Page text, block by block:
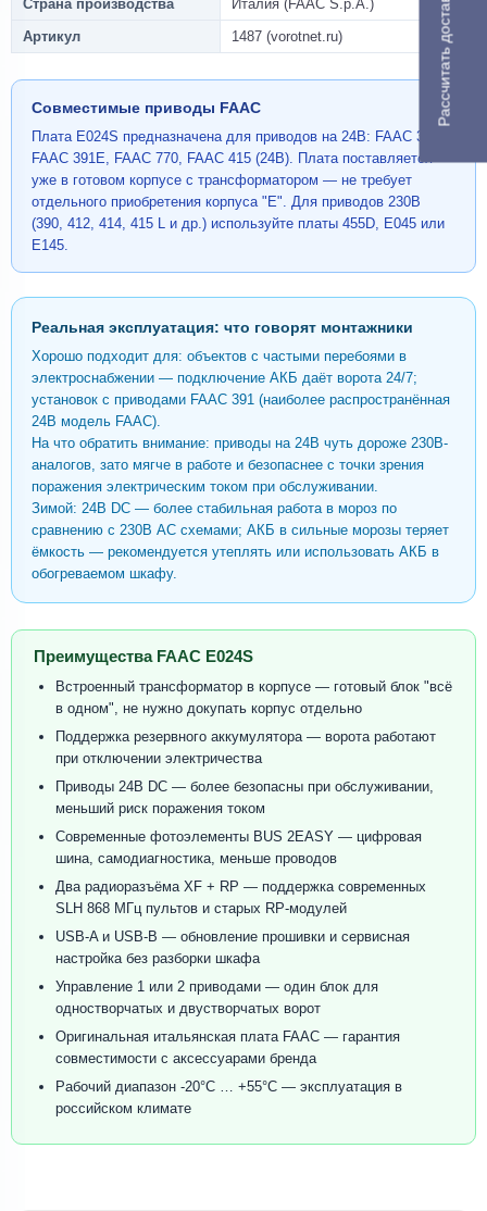
Страна производства
Италия (FAAC S.p.A.)
Артикул
1487 (vorotnet.ru)
Совместимые приводы FAAC
Плата E024S предназначена для приводов на 24В: FAAC 391,
FAAC 391E, FAAC 770, FAAC 415 (24В). Плата поставляется
уже в готовом корпусе с трансформатором — не требует
отдельного приобретения корпуса "Е". Для приводов 230В
(390, 412, 414, 415 L и др.) используйте платы 455D, E045 или
E145.
Реальная эксплуатация: что говорят монтажники
Хорошо подходит для: объектов с частыми перебоями в
электроснабжении — подключение АКБ даёт ворота 24/7;
установок с приводами FAAC 391 (наиболее распространённая
24В модель FAAC).
На что обратить внимание: приводы на 24В чуть дороже 230В-
аналогов, зато мягче в работе и безопаснее с точки зрения
поражения электрическим током при обслуживании.
Зимой: 24В DC — более стабильная работа в мороз по
сравнению с 230В AC схемами; АКБ в сильные морозы теряет
ёмкость — рекомендуется утеплять или использовать АКБ в
обогреваемом шкафу.
Преимущества FAAC E024S
Встроенный трансформатор в корпусе — готовый блок "всё
в одном", не нужно докупать корпус отдельно
Поддержка резервного аккумулятора — ворота работают
при отключении электричества
Приводы 24В DC — более безопасны при обслуживании,
меньший риск поражения током
Современные фотоэлементы BUS 2EASY — цифровая
шина, самодиагностика, меньше проводов
Два радиоразъёма XF + RP — поддержка современных
SLH 868 МГц пультов и старых RP-модулей
USB-A и USB-B — обновление прошивки и сервисная
настройка без разборки шкафа
Управление 1 или 2 приводами — один блок для
одностворчатых и двустворчатых ворот
Оригинальная итальянская плата FAAC — гарантия
совместимости с аксессуарами бренда
Рабочий диапазон -20°C … +55°C — эксплуатация в
российском климате
Рассчитать доставку